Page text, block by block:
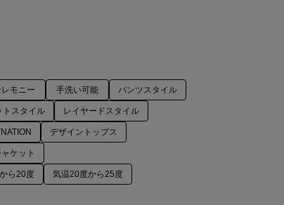
レモニー 手洗い可能 パンツスタイル
トスタイル レイヤードスタイル
デザイントップス
ケット
ら20度 気温20度から25度